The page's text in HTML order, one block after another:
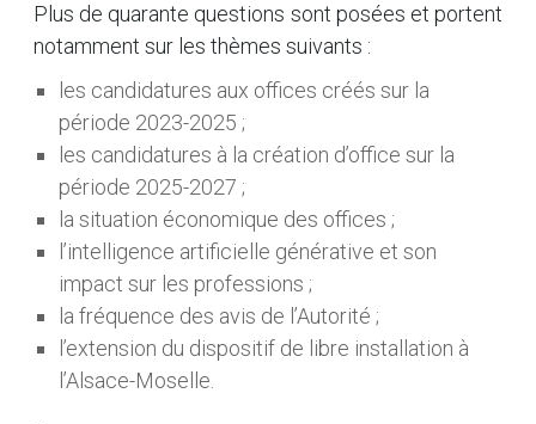
Plus de quarante questions sont posées et portent
notamment sur les thèmes suivants :
les candidatures aux offices créés sur la
période 2023-2025 ;
les candidatures à la création d’office sur la
période 2025-2027 ;
la situation économique des offices ;
l’intelligence artificielle générative et son
impact sur les professions ;
la fréquence des avis de l’Autorité ;
l’extension du dispositif de libre installation à
l’Alsace-Moselle.